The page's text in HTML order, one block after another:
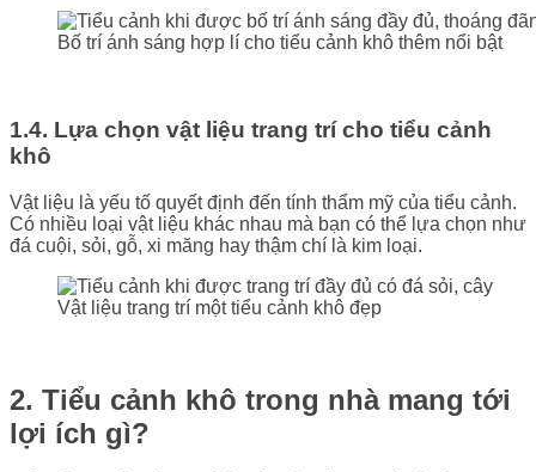
Bố trí ánh sáng hợp lí cho tiểu cảnh khô thêm nổi bật
1.4. Lựa chọn vật liệu trang trí cho tiểu cảnh
khô
Vật liệu là yếu tố quyết định đến tính thẩm mỹ của tiểu cảnh.
Có nhiều loại vật liệu khác nhau mà bạn có thể lựa chọn như
đá cuội, sỏi, gỗ, xi măng hay thậm chí là kim loại.
Vật liệu trang trí một tiểu cảnh khô đẹp
2. Tiểu cảnh khô trong nhà mang tới
lợi ích gì?